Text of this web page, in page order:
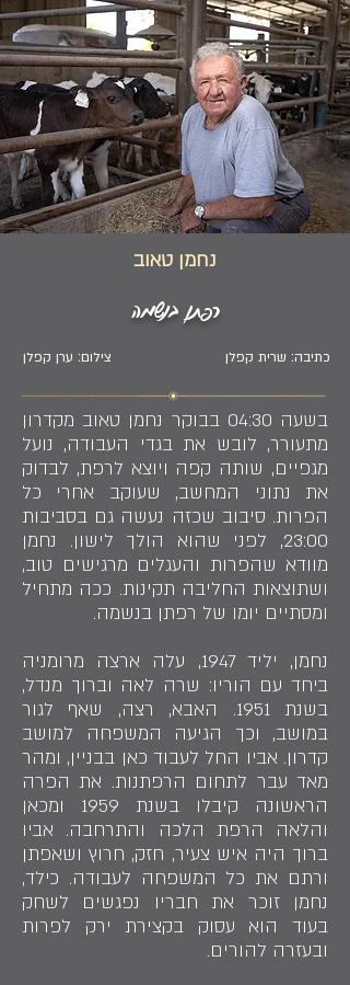
נחמן טאוב
רפתן בנשמה
צילום: ערן קפלן כתיבה: שרית קפלן
בשעה 04:30 בבוקר נחמן טאוב מקדרון
מתעורר, לובש את בגדי העבודה, נועל
מגפיים, שותה קפה ויוצא לרפת, לבדוק
את נתוני המחשב, שעוקב אחרי כל
הפרות. סיבוב שכזה נעשה גם בסביבות
23:00, לפני שהוא הולך לישון. נחמן
מוודא שהפרות והעגלים מרגישים טוב,
ושתוצאות החליבה תקינות. ככה מתחיל
ומסתיים יומו של רפתן בנשמה.
נחמן, יליד 1947, עלה ארצה מרומניה
ביחד עם הוריו: שרה לאה וברוך מנדל,
בשנת 1951. האבא, רצה, שאף לגור
במושב, וכך הגיעה המשפחה למושב
קדרון. אביו החל לעבוד כאן בבניין, ומהר
מאד עבר לתחום הרפתנות. את הפרה
הראשונה קיבלו בשנת 1959 ומכאן
והלאה הרפת הלכה והתרחבה. אביו
ברוך היה איש צעיר, חזק, חרוץ ושאפתן
ורתם את כל המשפחה לעבודה. כילד,
נחמן זוכר את חבריו נפגשים לשחק
בעוד הוא עסוק בקצירת ירק לפרות
ובעזרה להורים.